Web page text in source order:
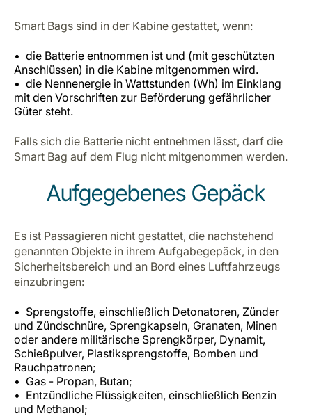
Smart Bags sind in der Kabine gestattet, wenn:
die Batterie entnommen ist und (mit geschützten
Anschlüssen) in die Kabine mitgenommen wird.
die Nennenergie in Wattstunden (Wh) im Einklang
mit den Vorschriften zur Beförderung gefährlicher
Güter steht.
Falls sich die Batterie nicht entnehmen lässt, darf die
Smart Bag auf dem Flug nicht mitgenommen werden.
Aufgegebenes Gepäck
Es ist Passagieren nicht gestattet, die nachstehend
genannten Objekte in ihrem Aufgabegepäck, in den
Sicherheitsbereich und an Bord eines Luftfahrzeugs
einzubringen:
Sprengstoffe, einschließlich Detonatoren, Zünder
und Zündschnüre, Sprengkapseln, Granaten, Minen
oder andere militärische Sprengkörper, Dynamit,
Schießpulver, Plastiksprengstoffe, Bomben und
Rauchpatronen;
Gas - Propan, Butan;
Entzündliche Flüssigkeiten, einschließlich Benzin
und Methanol;